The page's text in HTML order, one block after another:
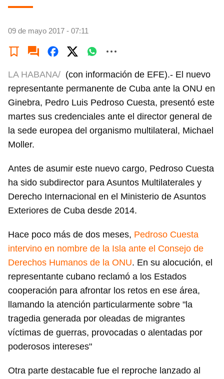
09 de mayo 2017 - 07:11
LA HABANA/ (con información de EFE).- El nuevo
representante permanente de Cuba ante la ONU en
Ginebra, Pedro Luis Pedroso Cuesta, presentó este
martes sus credenciales ante el director general de
la sede europea del organismo multilateral, Michael
Moller.
Antes de asumir este nuevo cargo, Pedroso Cuesta
ha sido subdirector para Asuntos Multilaterales y
Derecho Internacional en el Ministerio de Asuntos
Exteriores de Cuba desde 2014.
Hace poco más de dos meses, Pedroso Cuesta
intervino en nombre de la Isla ante el Consejo de
Derechos Humanos de la ONU. En su alocución, el
representante cubano reclamó a los Estados
cooperación para afrontar los retos en ese área,
llamando la atención particularmente sobre "la
tragedia generada por oleadas de migrantes
víctimas de guerras, provocadas o alentadas por
poderosos intereses"
Otra parte destacable fue el reproche lanzado al